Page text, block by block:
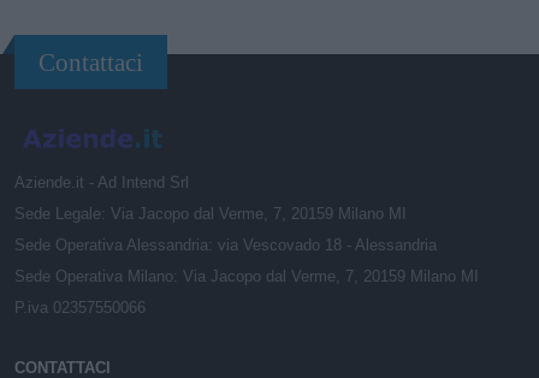
Contattaci
Aziende.it - Ad Intend Srl
Sede Legale: Via Jacopo dal Verme, 7, 20159 Milano MI
Sede Operativa Alessandria: via Vescovado 18 - Alessandria
Sede Operativa Milano: Via Jacopo dal Verme, 7, 20159 Milano MI
P.iva 02357550066
CONTATTACI